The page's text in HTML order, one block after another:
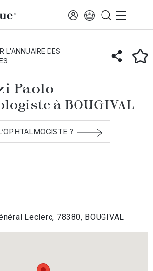
ophtalmologistes
Bougival
L'ANNUAIRE DES
Paolo
à BOUGIVAL
?
Leclerc, 78380, BOUGIVAL